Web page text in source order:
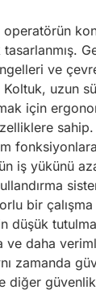
operatörün
ve
uzun
için
iş yükünü
bir çalışma
düşük
ve daha
zamanda
diğer